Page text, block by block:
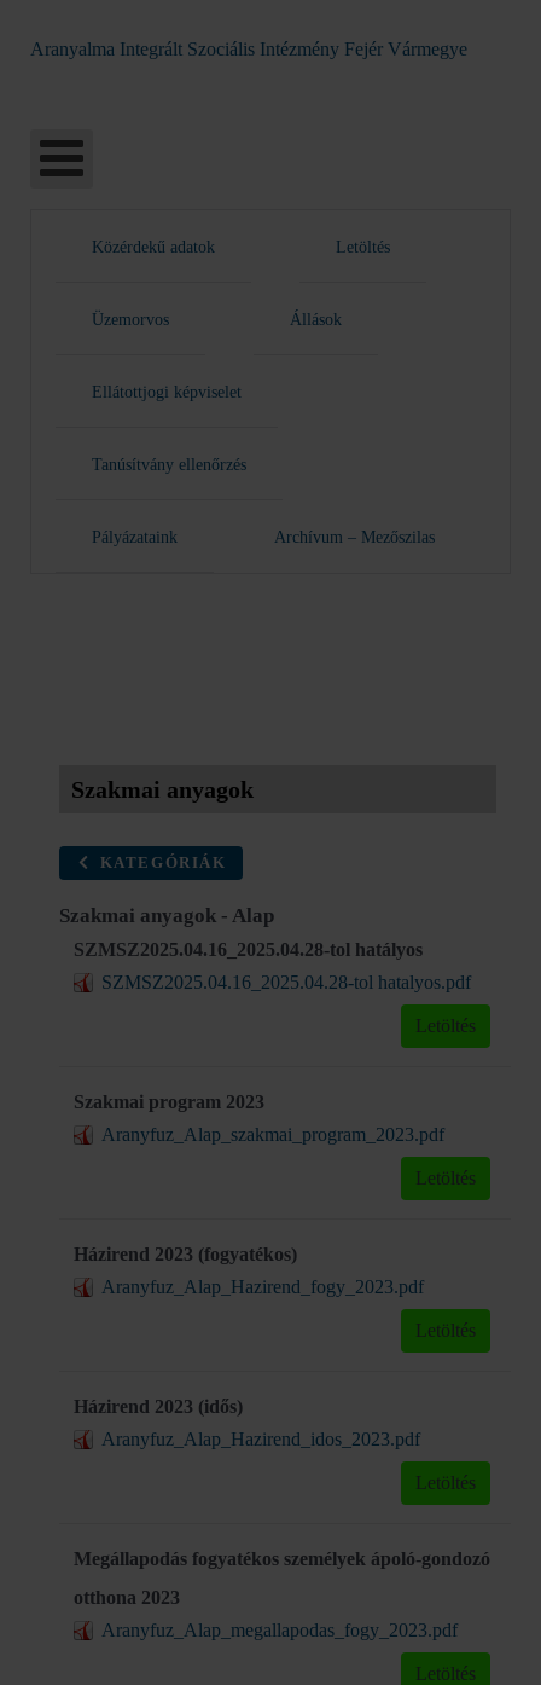
Aranyalma Integrált Szociális Intézmény Fejér Vármegye
Közérdekű adatok Letöltés
Üzemorvos Állások
Ellátottjogi képviselet
Tanúsítvány ellenőrzés
Pályázataink Archívum – Mezőszilas
Szakmai anyagok
KATEGÓRIÁK
Szakmai anyagok - Alap
SZMSZ2025.04.16_2025.04.28-tol hatályos
SZMSZ2025.04.16_2025.04.28-tol hatalyos.pdf
Letöltés
Szakmai program 2023
Aranyfuz_Alap_szakmai_program_2023.pdf
Letöltés
Házirend 2023 (fogyatékos)
Aranyfuz_Alap_Hazirend_fogy_2023.pdf
Letöltés
Házirend 2023 (idős)
Aranyfuz_Alap_Hazirend_idos_2023.pdf
Letöltés
Megállapodás fogyatékos személyek ápoló-gondozó
otthona 2023
Aranyfuz_Alap_megallapodas_fogy_2023.pdf
Letöltés